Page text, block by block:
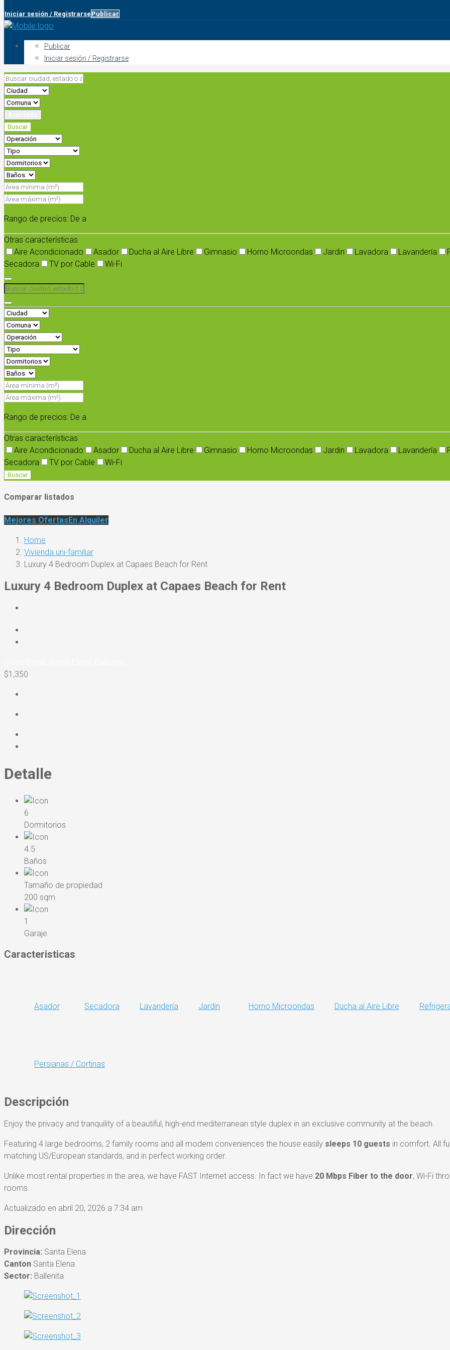
Iniciar sesión / Registrarse Publicar
Publicar
Iniciar sesión / Registrarse
Buscar
Rango de precios: De a
Otras características
Aire Acondicionado
Asador Ducha al Aire Libre Gimnasio Horno Microondas Jardin Lavadora Lavandería
Secadora
TV por Cable Wi-Fi
Rango de precios: De a
Otras características
Aire Acondicionado
Asador Ducha al Aire Libre Gimnasio Horno Microondas Jardin Lavadora Lavandería
Secadora
TV por Cable Wi-Fi
Buscar
Comparar listados
Mejores OfertasEn Alquiler
Home
Vivienda uni-familiar
Luxury 4 Bedroom Duplex at Capaes Beach for Rent
Luxury 4 Bedroom Duplex at Capaes Beach for Rent
$1,350
Detalle
6
Dormitorios
4.5
Baños
Tamaño de propiedad
200 sqm
1
Garaje
Caracteristicas
Asador Secadora Lavandería Jardin Horno Microondas Ducha al Aire Libre
Persianas / Cortinas
Descripción
Enjoy the privacy and tranquility of a beautiful, high-end mediterranean style duplex in an exclusive community at the beach.
Featuring 4 large bedrooms, 2 family rooms and all modern conveniences the house easily sleeps 10 guests in comfort. All
matching US/European standards, and in perfect working order.
Unlike most rental properties in the area, we have FAST Internet access. In fact we have 20 Mbps Fiber to the door, Wi-Fi
rooms.
Actualizado en abril 20, 2026 a 7:34 am
Dirección
Provincia: Santa Elena
Canton Santa Elena
Sector: Ballenita